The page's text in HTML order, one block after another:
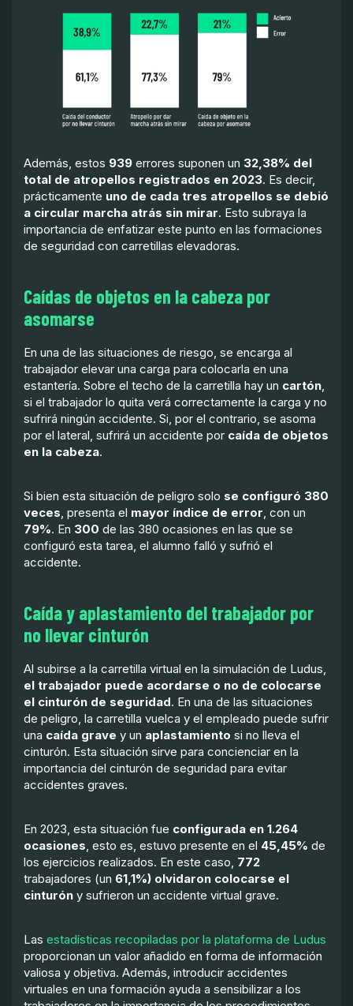
Además, estos 939 errores suponen un 32,38% del
total de atropellos registrados en 2023. Es decir,
prácticamente uno de cada tres atropellos se debió
a circular marcha atrás sin mirar. Esto subraya la
importancia de enfatizar este punto en las formaciones
de seguridad con carretillas elevadoras.
Caídas de objetos en la cabeza por
asomarse
En una de las situaciones de riesgo, se encarga al
trabajador elevar una carga para colocarla en una
estantería. Sobre el techo de la carretilla hay un cartón,
si el trabajador lo quita verá correctamente la carga y no
sufrirá ningún accidente. Si, por el contrario, se asoma
por el lateral, sufrirá un accidente por caída de objetos
en la cabeza.
Si bien esta situación de peligro solo se configuró 380
veces, presenta el mayor índice de error, con un
79%. En 300 de las 380 ocasiones en las que se
configuró esta tarea, el alumno falló y sufrió el
accidente.
Caída y aplastamiento del trabajador por
no llevar cinturón
Al subirse a la carretilla virtual en la simulación de Ludus,
el trabajador puede acordarse o no de colocarse
el cinturón de seguridad. En una de las situaciones
de peligro, la carretilla vuelca y el empleado puede sufrir
una caída grave y un aplastamiento si no lleva el
cinturón. Esta situación sirve para concienciar en la
importancia del cinturón de seguridad para evitar
accidentes graves.
En 2023, esta situación fue configurada en 1.264
ocasiones, esto es, estuvo presente en el 45,45% de
los ejercicios realizados. En este caso, 772
trabajadores (un 61,1%) olvidaron colocarse el
cinturón y sufrieron un accidente virtual grave.
Las estadísticas recopiladas por la plataforma de Ludus
proporcionan un valor añadido en forma de información
valiosa y objetiva. Además, introducir accidentes
virtuales en una formación ayuda a sensibilizar a los